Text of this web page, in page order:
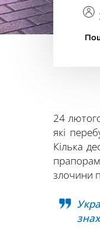
24
які
Кілька
злочини